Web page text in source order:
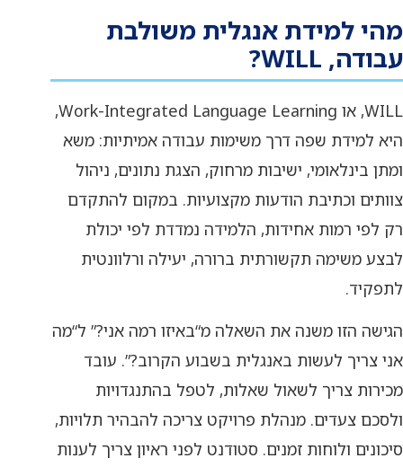
מהי למידת אנגלית משולבת
עבודה, WILL?
WILL, או Work-Integrated Language Learning,
היא למידת שפה דרך משימות עבודה אמיתיות: משא
ומתן בינלאומי, ישיבות מרחוק, הצגת נתונים, ניהול
צוותים וכתיבת הודעות מקצועיות. במקום להתקדם
רק לפי רמות אחידות, הלמידה נמדדת לפי יכולת
לבצע משימה תקשורתית ברורה, יעילה ורלוונטית
לתפקיד.
הגישה הזו משנה את השאלה מ“באיזו רמה אני?” ל“מה
אני צריך לעשות באנגלית בשבוע הקרוב?”. עובד
מכירות צריך לשאול שאלות, לטפל בהתנגדויות
ולסכם צעדים. מנהלת פרויקט צריכה להבהיר תלויות,
סיכונים ולוחות זמנים. סטודנט לפני ראיון צריך לענות